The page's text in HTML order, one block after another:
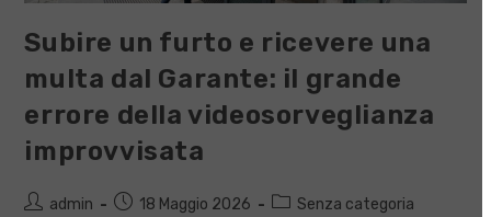
Subire un furto e ricevere una
multa dal Garante: il grande
errore della videosorveglianza
improvvisata
Autoreadmin
Articolo18 Maggio 2026
Categoria
Senza categoria